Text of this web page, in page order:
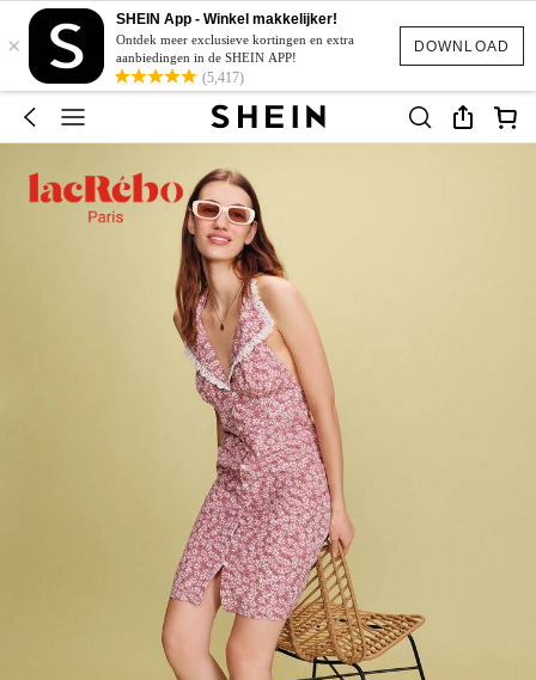
DOWNLOAD
×
SHEIN App - Winkel makkelijker!
Ontdek meer exclusieve kortingen en extra
aanbiedingen in de SHEIN APP!
(5,417)